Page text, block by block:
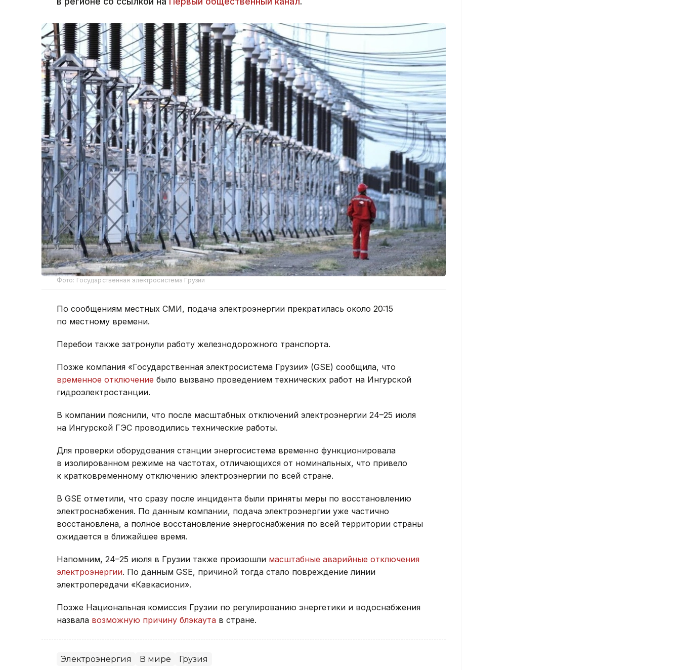
Фото: Государственная электросистема Грузии
По сообщениям местных СМИ, подача электроэнергии прекратилась около 20:15
по местному времени.
Перебои также затронули работу железнодорожного транспорта.
Позже компания «Государственная электросистема Грузии» (GSE) сообщила, что
временное отключение было вызвано проведением технических работ на Ингурской
гидроэлектростанции.
В компании пояснили, что после масштабных отключений электроэнергии 24–25 июля
на Ингурской ГЭС проводились технические работы.
Для проверки оборудования станции энергосистема временно функционировала
в изолированном режиме на частотах, отличающихся от номинальных, что привело
к кратковременному отключению электроэнергии по всей стране.
В GSE отметили, что сразу после инцидента были приняты меры по восстановлению
электроснабжения. По данным компании, подача электроэнергии уже частично
восстановлена, а полное восстановление энергоснабжения по всей территории страны
ожидается в ближайшее время.
Напомним, 24–25 июля в Грузии также произошли масштабные аварийные отключения
электроэнергии. По данным GSE, причиной тогда стало повреждение линии
электропередачи «Кавкасиони».
Позже Национальная комиссия Грузии по регулированию энергетики и водоснабжения
назвала возможную причину блэкаута в стране.
Электроэнергия В мире Грузия